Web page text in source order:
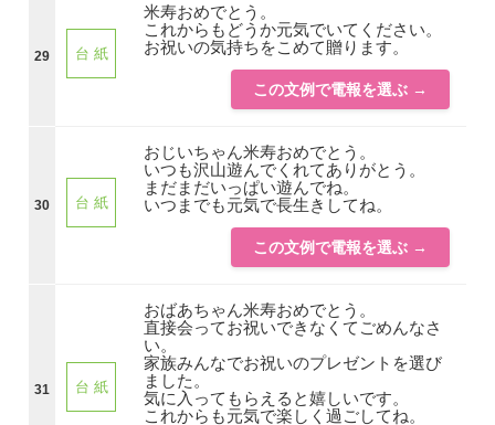
29 台 紙
米寿おめでとう。
これからもどうか元気でいてください。
お祝いの気持ちをこめて贈ります。
この文例で電報を選ぶ →
30 台 紙
おじいちゃん米寿おめでとう。
いつも沢山遊んでくれてありがとう。
まだまだいっぱい遊んでね。
いつまでも元気で長生きしてね。
この文例で電報を選ぶ →
31 台 紙
おばあちゃん米寿おめでとう。
直接会ってお祝いできなくてごめんなさ
い。
家族みんなでお祝いのプレゼントを選び
ました。
気に入ってもらえると嬉しいです。
これからも元気で楽しく過ごしてね。